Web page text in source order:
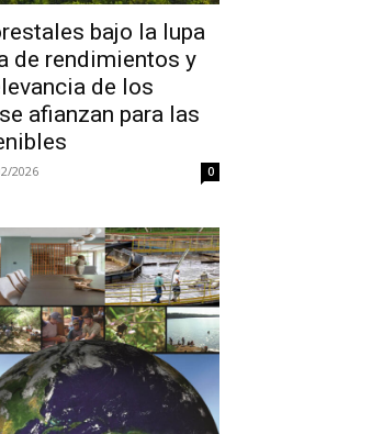
bajo la lupa
de rendimientos y
de los
afianzan para las
2026 0